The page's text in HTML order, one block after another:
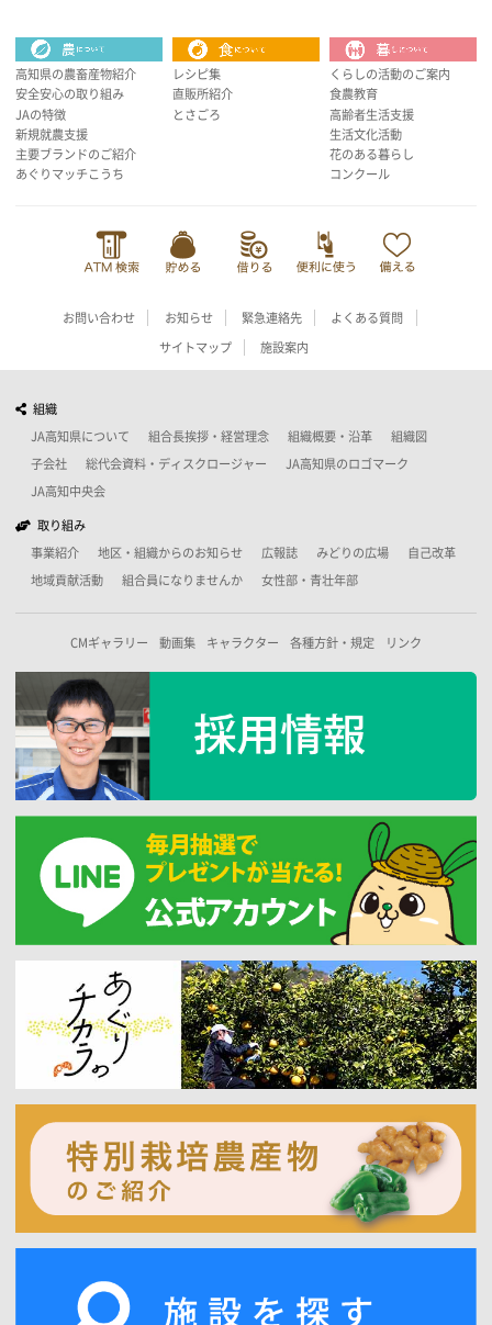
高知県の農畜産物紹介
安全安心の取り組み
JAの特徴
新規就農支援
主要ブランドのご紹介
あぐりマッチこうち
レシピ集
直販所紹介
とさごろ
くらしの活動のご案内
食農教育
高齢者生活支援
生活文化活動
花のある暮らし
コンクール
お問い合わせ お知らせ 緊急連絡先 よくある質問
サイトマップ 施設案内
組織
JA高知県について 組合長挨拶・経営理念 組織概要・沿革 組織図
子会社 総代会資料・ディスクロージャー JA高知県のロゴマーク
JA高知中央会
取り組み
事業紹介 地区・組織からのお知らせ 広報誌 みどりの広場 自己改革
地域貢献活動 組合員になりませんか 女性部・青壮年部
CMギャラリー 動画集 キャラクター 各種方針・規定 リンク